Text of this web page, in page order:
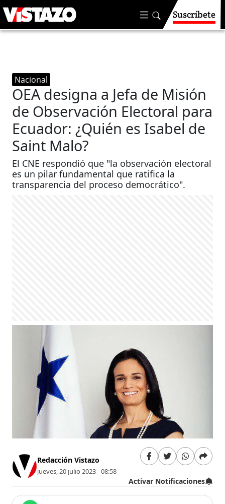
Suscríbete
Nacional
OEA designa a Jefa de Misión
de Observación Electoral para
Ecuador: ¿Quién es Isabel de
Saint Malo?
El CNE respondió que "la observación electoral
es un pilar fundamental que ratifica la
transparencia del proceso democrático".
Redacción Vistazo
jueves, 20 julio 2023 - 08:58
Activar Notificaciones